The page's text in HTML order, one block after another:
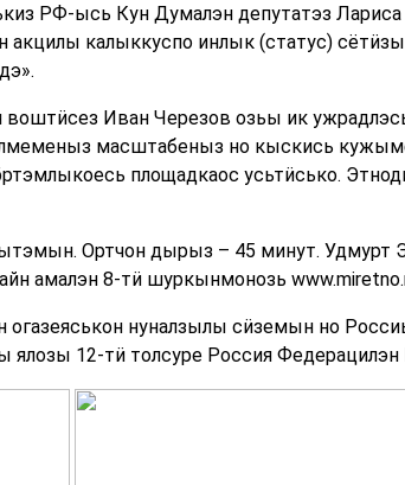
РФ-ысь Кун Думалэн депутатэз
калыккуспо инлык (статус)
Иван Черезов озьы ик
масштабеныз но кыскись
площадкаос усьтӥсько.
Ортчон дырыз – 45 минут. Удмурт
амалэн 8-тӥ шуркынмонозь
нуналзылы сӥземын но
12-тӥ толсуре Россия Федерацилэн